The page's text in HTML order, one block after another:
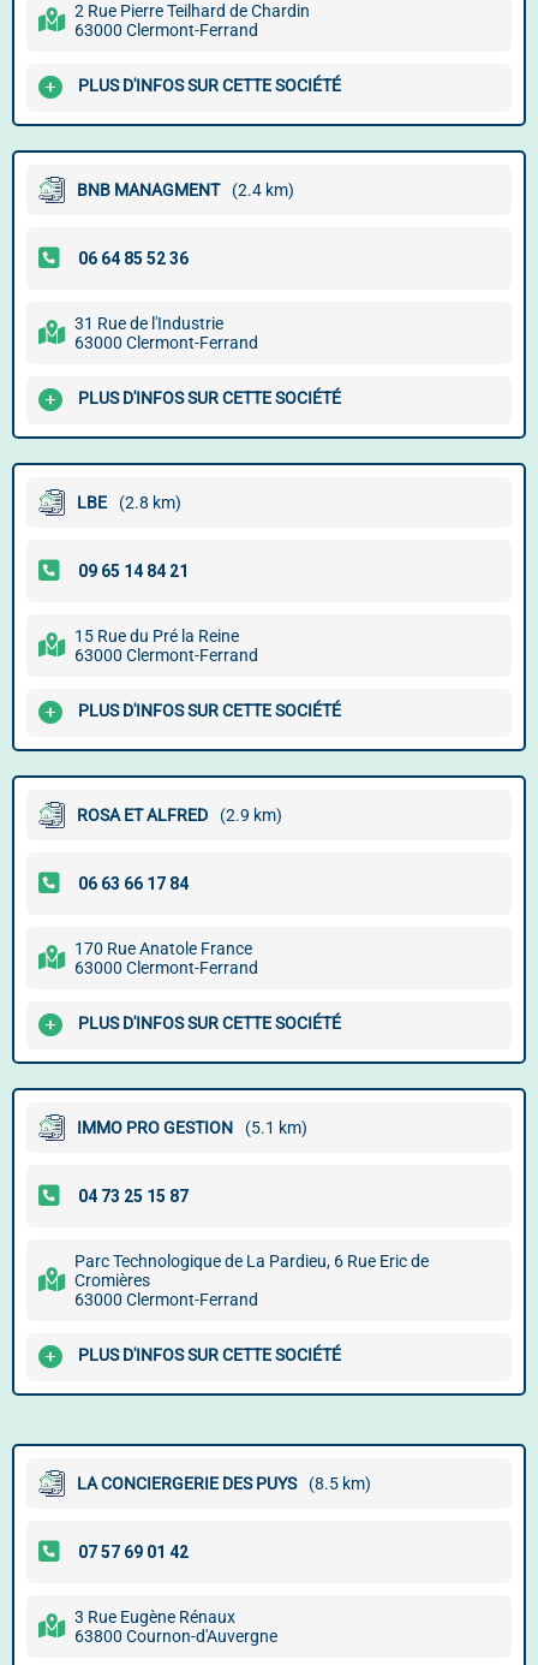
2 Rue Pierre Teilhard de Chardin
63000 Clermont-Ferrand
PLUS D'INFOS SUR CETTE SOCIÉTÉ
BNB MANAGMENT (2.4 km)
31 Rue de l'Industrie
63000 Clermont-Ferrand
PLUS D'INFOS SUR CETTE SOCIÉTÉ
LBE (2.8 km)
15 Rue du Pré la Reine
63000 Clermont-Ferrand
PLUS D'INFOS SUR CETTE SOCIÉTÉ
ROSA ET ALFRED (2.9 km)
170 Rue Anatole France
63000 Clermont-Ferrand
PLUS D'INFOS SUR CETTE SOCIÉTÉ
IMMO PRO GESTION (5.1 km)
Parc Technologique de La Pardieu, 6 Rue Eric de
Cromières
63000 Clermont-Ferrand
PLUS D'INFOS SUR CETTE SOCIÉTÉ
LA CONCIERGERIE DES PUYS (8.5 km)
3 Rue Eugène Rénaux
63800 Cournon-d'Auvergne